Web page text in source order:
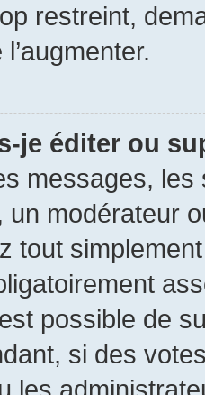
restreint,
je éditer ou
messages,
un modérateur
tout
possible de
si des